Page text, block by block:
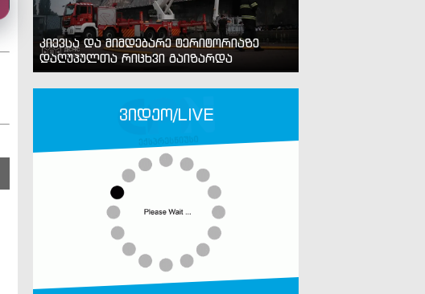
კიევსა და მიმდებარე ტერიტორიაზე
დაღუპულთა რიცხვი გაიზარდა
ვიდეო/LIVE